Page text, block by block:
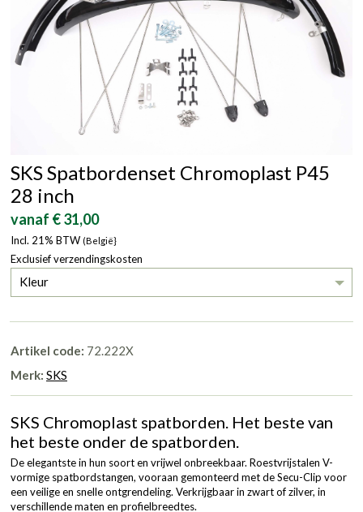
SKS Spatbordenset Chromoplast P45
28 inch
vanaf € 31,00
Incl. 21% BTW (België}
Exclusief verzendingskosten
Kleur
Artikel code: 72.222X
Merk: SKS
SKS Chromoplast spatborden. Het beste van
het beste onder de spatborden.
De elegantste in hun soort en vrijwel onbreekbaar. Roestvrijstalen V-
vormige spatbordstangen, vooraan gemonteerd met de Secu-Clip voor
een veilige en snelle ontgrendeling. Verkrijgbaar in zwart of zilver, in
verschillende maten en profielbreedtes.